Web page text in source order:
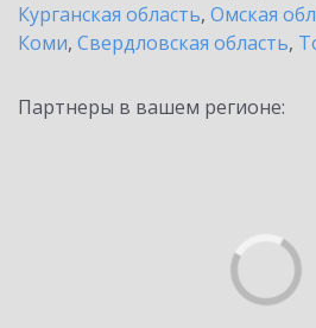
Курганская область, Омская
Коми, Свердловская область,
Партнеры в вашем регионе: